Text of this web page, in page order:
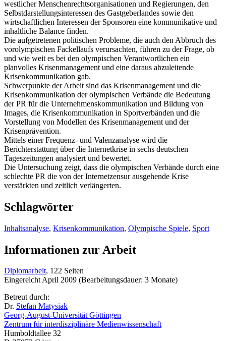
westlicher Menschenrechtsorganisationen und Regierungen, den
Selbstdarstellungsinteressen des Gastgeberlandes sowie den
wirtschaftlichen Interessen der Sponsoren eine kommunikative und
inhaltliche Balance finden.
Die aufgetretenen politischen Probleme, die auch den Abbruch des
vorolympischen Fackellaufs verursachten, führen zu der Frage, ob
und wie weit es bei den olympischen Verantwortlichen ein
planvolles Krisenmanagement und eine daraus abzuleitende
Krisenkommunikation gab.
Schwerpunkte der Arbeit sind das Krisenmanagement und die
Krisenkommunikation der olympischen Verbände die Bedeutung
der PR für die Unternehmenskommunikation und Bildung von
Images, die Krisenkommunikation in Sportverbänden und die
Vorstellung von Modellen des Krisenmanagement und der
Krisenprävention.
Mittels einer Frequenz- und Valenzanalyse wird die
Berichterstattung über die Internetkrise in sechs deutschen
Tageszeitungen analysiert und bewertet.
Die Untersuchung zeigt, dass die olympischen Verbände durch eine
schlechte PR die von der Internetzensur ausgehende Krise
verstärkten und zeitlich verlängerten.
Schlagwörter
Inhaltsanalyse, Krisenkommunikation, Olympische Spiele, Sport
Informationen zur Arbeit
Diplomarbeit, 122 Seiten
Eingereicht April 2009 (Bearbeitungsdauer: 3 Monate)
Betreut durch:
Dr. Stefan Matysiak
Georg-August-Universität Göttingen
Zentrum für interdisziplinäre Medienwissenschaft
Humboldtallee 32